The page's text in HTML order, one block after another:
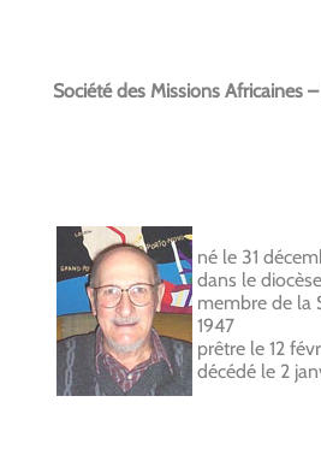
Société des Missions Africaines
né le 31
dans le
membre de la
1947
prêtre le 12
décédé le 2